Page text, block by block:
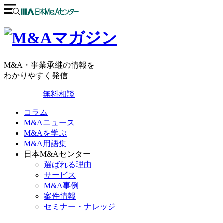
M&A・事業承継の情報を
わかりやすく発信
無料相談
コラム
M&Aニュース
M&Aを学ぶ
M&A用語集
日本M&Aセンター
選ばれる理由
サービス
M&A事例
案件情報
セミナー・ナレッジ